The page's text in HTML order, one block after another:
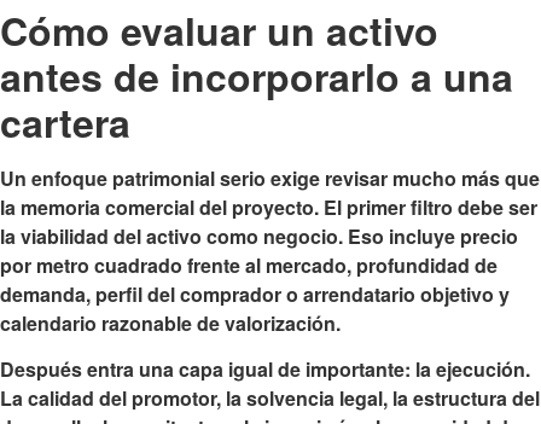
Cómo evaluar un activo
antes de incorporarlo a una
cartera
Un enfoque patrimonial serio exige revisar mucho más que
la memoria comercial del proyecto. El primer filtro debe ser
la viabilidad del activo como negocio. Eso incluye precio
por metro cuadrado frente al mercado, profundidad de
demanda, perfil del comprador o arrendatario objetivo y
calendario razonable de valorización.
Después entra una capa igual de importante: la ejecución.
La calidad del promotor, la solvencia legal, la estructura del